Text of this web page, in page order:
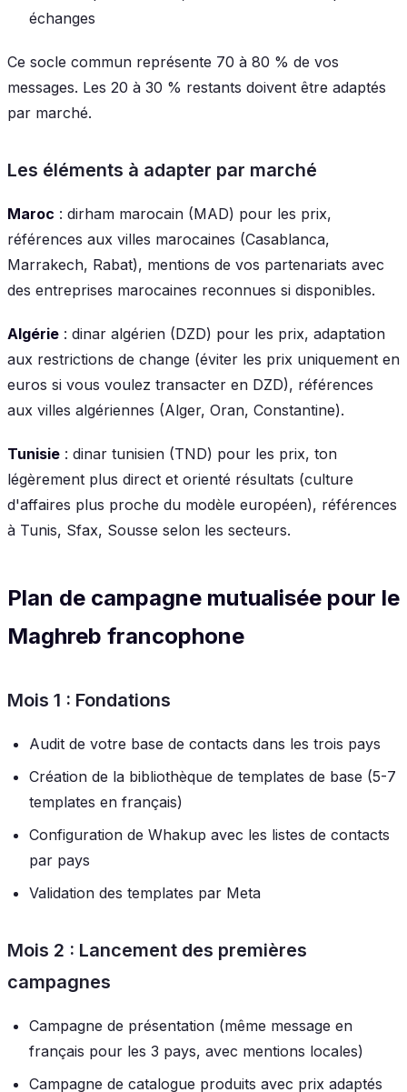
échanges
Ce socle commun représente 70 à 80 % de vos
messages. Les 20 à 30 % restants doivent être adaptés
par marché.
Les éléments à adapter par marché
Maroc : dirham marocain (MAD) pour les prix,
références aux villes marocaines (Casablanca,
Marrakech, Rabat), mentions de vos partenariats avec
des entreprises marocaines reconnues si disponibles.
Algérie : dinar algérien (DZD) pour les prix, adaptation
aux restrictions de change (éviter les prix uniquement en
euros si vous voulez transacter en DZD), références
aux villes algériennes (Alger, Oran, Constantine).
Tunisie : dinar tunisien (TND) pour les prix, ton
légèrement plus direct et orienté résultats (culture
d'affaires plus proche du modèle européen), références
à Tunis, Sfax, Sousse selon les secteurs.
Plan de campagne mutualisée pour le
Maghreb francophone
Mois 1 : Fondations
Audit de votre base de contacts dans les trois pays
Création de la bibliothèque de templates de base (5-7
templates en français)
Configuration de Whakup avec les listes de contacts
par pays
Validation des templates par Meta
Mois 2 : Lancement des premières
campagnes
Campagne de présentation (même message en
français pour les 3 pays, avec mentions locales)
Campagne de catalogue produits avec prix adaptés